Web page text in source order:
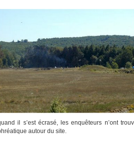
il s’est écrasé, les enquêteurs n’ont
autour du site.